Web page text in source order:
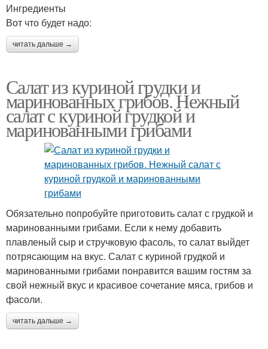
Ингредиенты
Вот что будет надо:
читать дальше →
Салат из куриной грудки и
маринованных грибов. Нежный
салат с куриной грудкой и
маринованными грибами
Обязательно попробуйте приготовить салат с грудкой и
маринованными грибами. Если к нему добавить
плавленый сыр и стручковую фасоль, то салат выйдет
потрясающим на вкус. Салат с куриной грудкой и
маринованными грибами понравится вашим гостям за
свой нежный вкус и красивое сочетание мяса, грибов и
фасоли.
читать дальше →